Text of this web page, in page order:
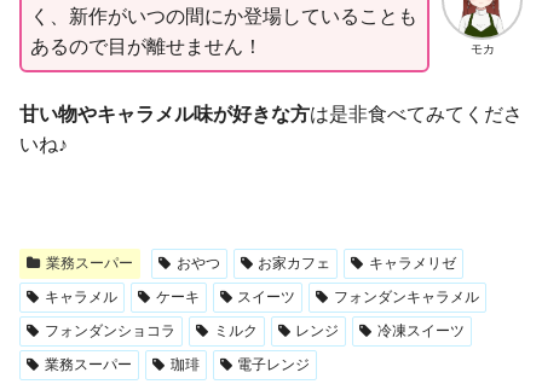
モカ
く、新作がいつの間にか登場していることも
あるので目が離せません！
甘い物やキャラメル味が好きな方は是非食べてみてくださ
いね♪
業務スーパー おやつ お家カフェ
キャラメリゼ
キャラメル
ケーキ スイーツ
フォンダンキャラメル
フォンダンショコラ
ミルク レンジ
冷凍スイーツ
業務スーパー
珈琲 電子レンジ